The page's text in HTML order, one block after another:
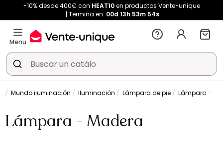
-10% desde 400€ con HEAT10en productos Vente-unique
Termina en: 00d 13h 53m 54s
Menu
Mundo iluminación Iluminación Lámpara de pie Lámpara -
Lámpara - Madera